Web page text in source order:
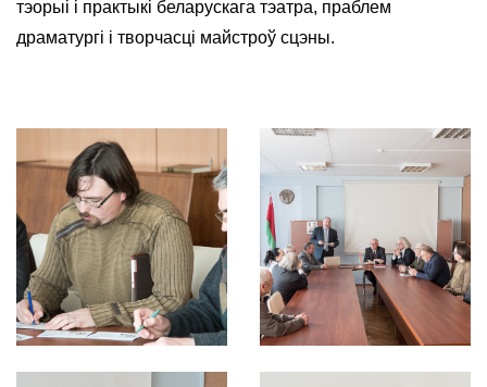
тэорыі і практыкі беларускага тэатра, праблем
драматургі і творчасці майстроў сцэны.